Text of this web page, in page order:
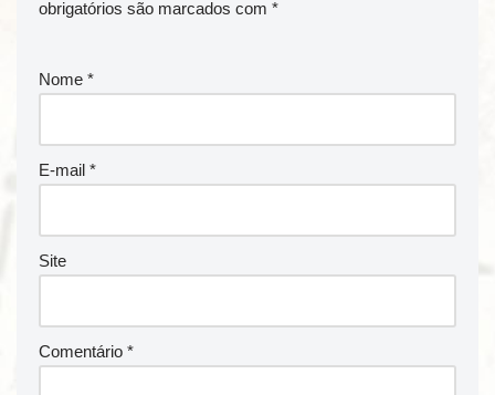
obrigatórios são marcados com *
Nome *
E-mail *
Site
Comentário *